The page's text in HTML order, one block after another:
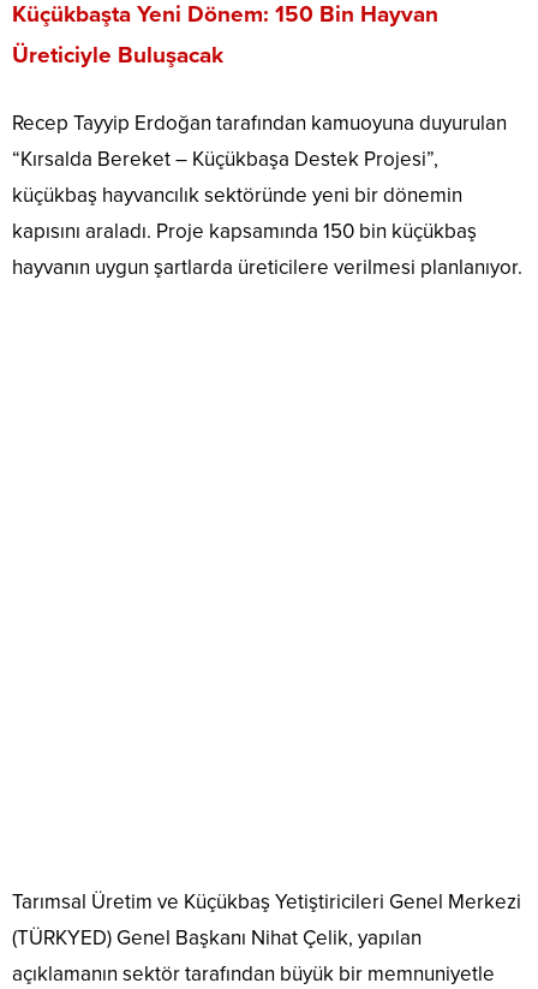
Küçükbaşta Yeni Dönem: 150 Bin Hayvan
Üreticiyle Buluşacak
Recep Tayyip Erdoğan tarafından kamuoyuna duyurulan
“Kırsalda Bereket – Küçükbaşa Destek Projesi”,
küçükbaş hayvancılık sektöründe yeni bir dönemin
kapısını araladı. Proje kapsamında 150 bin küçükbaş
hayvanın uygun şartlarda üreticilere verilmesi planlanıyor.
Tarımsal Üretim ve Küçükbaş Yetiştiricileri Genel Merkezi
(TÜRKYED) Genel Başkanı Nihat Çelik, yapılan
açıklamanın sektör tarafından büyük bir memnuniyetle